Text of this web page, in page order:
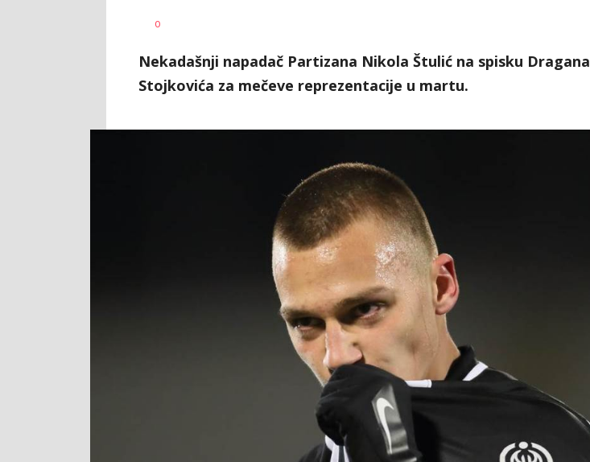
AUTOR
0
Nekadašnji napadač Partizana Nikola Štulić na spisku Dragana
Stojkovića za mečeve reprezentacije u martu.